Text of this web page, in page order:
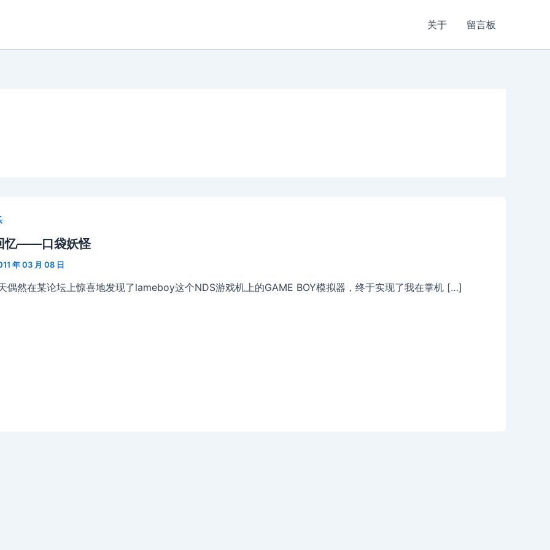
关于 留言板
忆——口袋妖怪
年 03 月 08 日
在某论坛上惊喜地发现了lameboy这个NDS游戏机上的GAME BOY模拟器，终于实现了我在掌机 […]